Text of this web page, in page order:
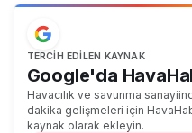
TERCIH EDILEN KAYNAK
Google'da
Havacılık ve savunma
dakika gelişmeleri için
kaynak olarak ekleyin.